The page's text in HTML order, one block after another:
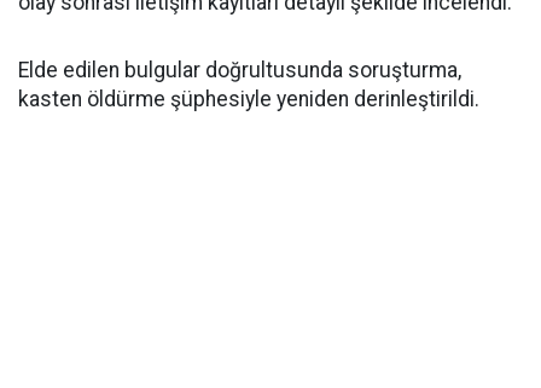
Elde edilen bulgular doğrultusunda soruşturma,
kasten öldürme şüphesiyle yeniden derinleştirildi.